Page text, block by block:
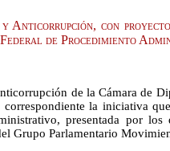
y Anticorrupción, con
de Procedimiento
de la Cámara de
correspondiente la iniciativa
presentada por
Grupo Parlamentario